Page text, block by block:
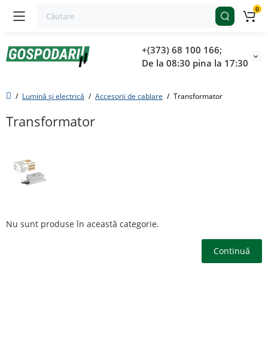
+(373) 68 100 166;
De la 08:30 pina la 17:30
0
Lumină și electrică Accesorii de cablare Transformator
Transformator
Nu sunt produse în această categorie.
Continuă